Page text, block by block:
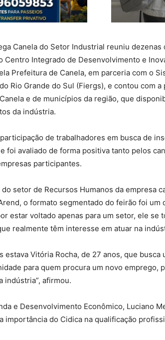
Canela do Setor Industrial reuniu
Centro Integrado de Desenvolvimento e
Prefeitura de Canela, em parceria com o
Rio Grande do Sul (Fiergs), e contou com
e de municípios da região, que
da indústria.
de trabalhadores em busca de
foi avaliado de forma positiva tanto pelos
participantes.
setor de Recursos Humanos da empresa
o formato segmentado do feirão foi um
estar voltado apenas para um setor, ele se
realmente têm interesse em atuar na
estava Vitória Rocha, de 27 anos, que
para quem procura um novo emprego,
indústria”, afirmou.
e Desenvolvimento Econômico, Luciano
importância do Cidica na qualificação